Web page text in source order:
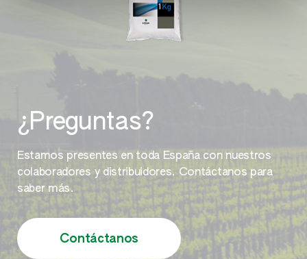
Otros frutos rojos
¿Preguntas?
Estamos presentes en toda España con nuestros
colaboradores y distribuidores. Contáctanos para
saber más.
Contáctanos